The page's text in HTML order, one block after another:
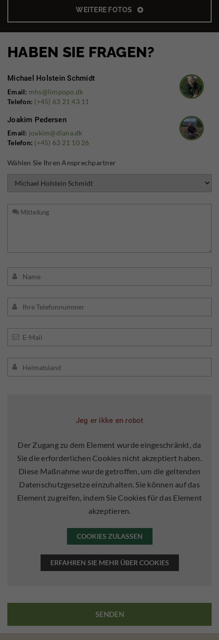
WEITERE FOTOS
HABEN SIE FRAGEN?
Michael Holstein Schmidt
Email: mhs@limpopo.dk
Telefon: (+45) 63 21 43 11
Joakim Pedersen
Email: joakim@diana.dk
Telefon: (+45) 63 21 10 26
Wählen Sie Ihren Ansprechpartner
Jeg er ikke en robot
Der Zugang zu dem Element wurde eingeschränkt, da
Sie die erforderlichen Cookies nicht akzeptiert haben.
Diese Maßnahme wurde getroffen, um die geltenden
Datenschutzgesetze einzuhalten. Sie können auf das
Element zugreifen, indem Sie Cookies für das Element
akzeptieren.
COOKIES ZULASSEN
ERFAHREN SIE MEHR ÜBER COOKIES